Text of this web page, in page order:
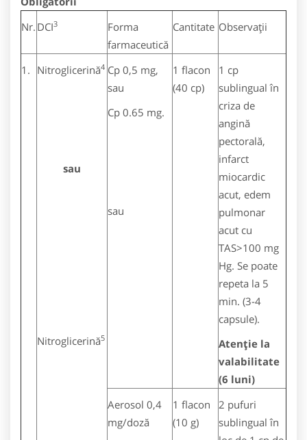
Nr. DCI3
Forma
farmaceutică
Cantitate Observaţii
1. Nitroglicerină4
sau
Nitroglicerină5
Cp 0,5 mg,
sau
Cp 0.65 mg.
sau
1 flacon
(40 cp)
1 cp
sublingual în
criza de
angină
pectorală,
infarct
miocardic
acut, edem
pulmonar
acut cu
TAS>100 mg
Hg. Se poate
repeta la 5
min. (3-4
capsule).
Atenţie la
valabilitate
(6 luni)
Aerosol 0,4
mg/doză
1 flacon
(10 g)
2 pufuri
sublingual în